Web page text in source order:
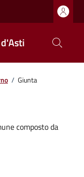
/ Giunta
composto da